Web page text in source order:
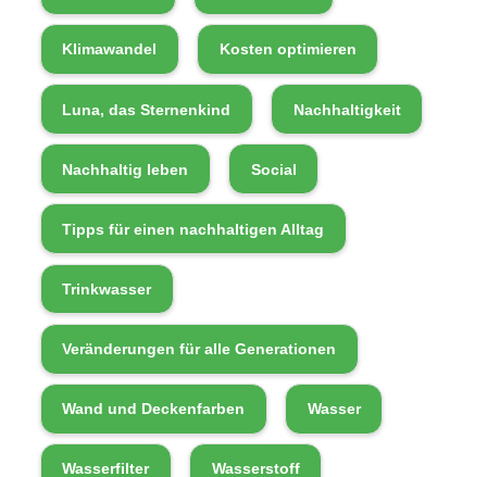
Klimawandel Kosten optimieren
Luna, das Sternenkind Nachhaltigkeit
Nachhaltig leben Social
Tipps für einen nachhaltigen Alltag
Trinkwasser
Veränderungen für alle Generationen
Wand und Deckenfarben Wasser
Wasserfilter Wasserstoff